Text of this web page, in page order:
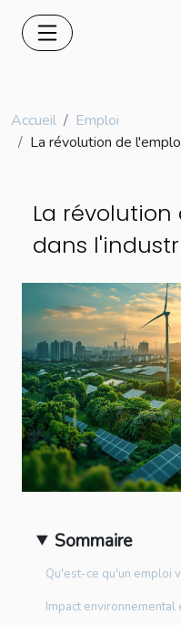
Accueil
Emploi
La révolution de
La
dans
Sommaire
Qu'est-ce qu'un emploi
Impact environnemental